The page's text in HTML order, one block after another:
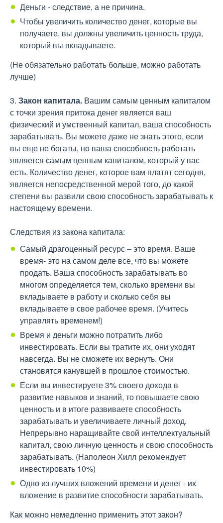
Деньги - следствие, а не причина.
Чтобы увеличить количество денег, которые вы
получаете, вы должны увеличить ценность труда,
который вы вкладываете.
(Не обязательно работать больше, можно работать
лучше)
3. Закон капитала. Вашим самым ценным капиталом
с точки зрения притока денег является ваш
физический и умственный капитал, ваша способность
зарабатывать. Вы можете даже не знать этого, если
вы еще не богаты, но ваша способность работать
является самым ценным капиталом, который у вас
есть. Количество денег, которое вам платят сегодня,
является непосредственной мерой того, до какой
степени вы развили свою способность зарабатывать к
настоящему времени.
Следствия из закона капитала:
Самый драгоценный ресурс – это время. Ваше
время- это на самом деле все, что вы можете
продать. Ваша способность зарабатывать во
многом определяется тем, сколько времени вы
вкладываете в работу и сколько себя вы
вкладываете в свое рабочее время. (Учитесь
управлять временем!)
Время и деньги можно потратить либо
инвестировать. Если вы тратите их, они уходят
навсегда. Вы не сможете их вернуть. Они
становятся канувшей в прошлое стоимостью.
Если вы инвестируете 3% своего дохода в
развитие навыков и знаний, то повышаете свою
ценность и в итоге развиваете способность
зарабатывать и увеличиваете личный доход.
Непрерывно наращивайте свой интеллектуальный
капитал, свою личную ценность и свою способность
зарабатывать. (Наполеон Хилл рекомендует
инвестировать 10%)
Одно из лучших вложений времени и денег - их
вложение в развитие способности зарабатывать.
Как можно немедленно применить этот закон?